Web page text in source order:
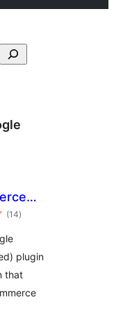
(14valoracións
totais
)
plugin
that